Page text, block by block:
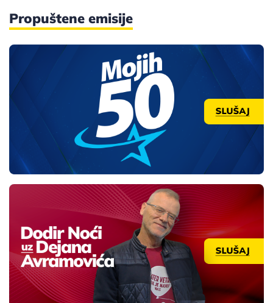
Propuštene emisije